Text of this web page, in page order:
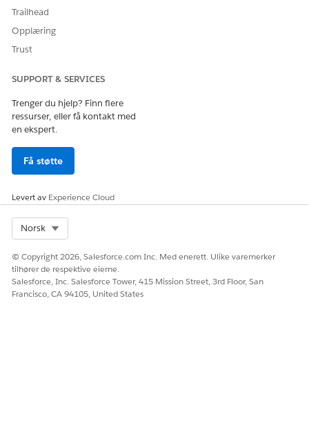
Trailhead
Opplæring
Trust
SUPPORT & SERVICES
Trenger du hjelp? Finn flere
ressurser, eller få kontakt med
en ekspert.
Få støtte
Levert av Experience Cloud
Norsk
© Copyright 2026, Salesforce.com Inc. Med enerett. Ulike varemerker
tilhører de respektive eierne.
Salesforce, Inc. Salesforce Tower, 415 Mission Street, 3rd Floor, San
Francisco, CA 94105, United States